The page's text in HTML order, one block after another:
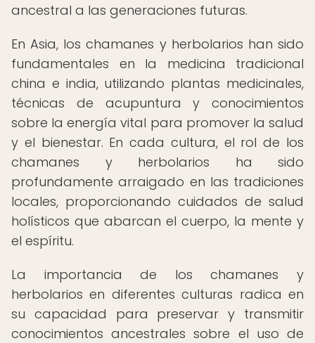
ancestral a las generaciones futuras.
En Asia, los chamanes y herbolarios han sido
fundamentales en la medicina tradicional
china e india, utilizando plantas medicinales,
técnicas de acupuntura y conocimientos
sobre la energía vital para promover la salud
y el bienestar. En cada cultura, el rol de los
chamanes y herbolarios ha sido
profundamente arraigado en las tradiciones
locales, proporcionando cuidados de salud
holísticos que abarcan el cuerpo, la mente y
el espíritu.
La importancia de los chamanes y
herbolarios en diferentes culturas radica en
su capacidad para preservar y transmitir
conocimientos ancestrales sobre el uso de